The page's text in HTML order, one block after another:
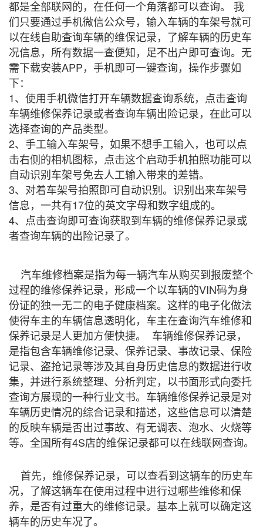
都是全部联网的，在任何一个角落都可以查询。 我
们只要通过手机微信公众号，输入车辆的车架号就可
以在线自助查询车辆的维保记录，了解车辆的历史车
况信息，所有数据一查便知，足不出户即可查询。无
需下载安装APP，手机即可一键查询，操作步骤如
下：
1、使用手机微信打开车辆数据查询系统，点击查询
车辆维修保养记录或者查询车辆出险记录，在此可以
选择查询的产品类型。
2、手工输入车架号，如果不想手工输入，也可以点
击右侧的相机图标，点击这个启动手机拍照功能可以
自动识别车架号免去人工输入带来的差错。
3、对着车架号拍照即可自动识别。识别出来车架号
信息，一共有17位的英文字母和数字组成的。
4、点击查询即可查询获取到车辆的维修保养记录或
者查询车辆的出险记录了。
汽车维修档案是指为每一辆汽车从购买到报废整个
过程的维修保养记录，形成一个以车辆的VIN码为身
份证的独一无二的电子健康档案。这样的电子化做法
使得车主的车辆信息透明化，车主在查询汽车维修和
保养记录是人更加方便快捷。 车辆维修保养记录，
是指包含车辆维修记录、保养记录、事故记录、保险
记录、盗抢记录等涉及其自身历史信息的数据进行收
集，并进行系统整理、分析判定，以书面形式向委托
查询方展现的一种行业文书。车辆维修保养记录是对
车辆历史情况的综合记录和描述，这些信息可以清楚
的反映车辆是否出过事故、有无调表、泡水、火烧等
等。全国所有4S店的维保记录都可以在线联网查询。
首先，维修保养记录，可以查看到这辆车的历史车
况，了解这辆车在使用过程中进行过哪些维修和保
养，是否有过重大的维修记录。基本上就可以确定这
辆车的历史车况了。